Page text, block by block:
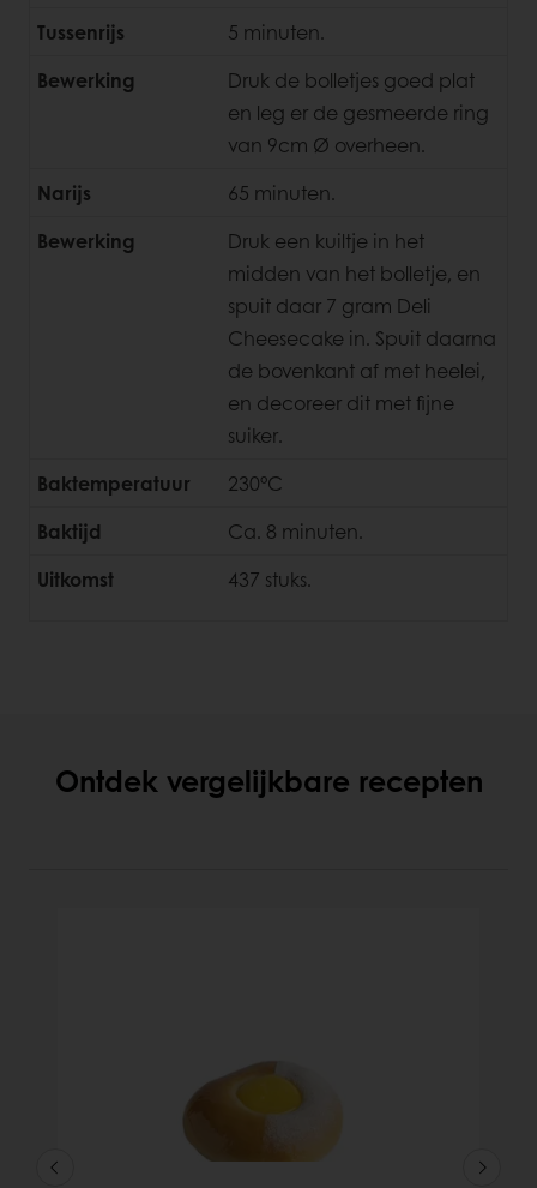
Tussenrijs
5 minuten.
Bewerking
Druk de bolletjes goed plat
en leg er de gesmeerde ring
van 9cm Ø overheen.
Narijs
65 minuten.
Bewerking
Druk een kuiltje in het
midden van het bolletje, en
spuit daar 7 gram Deli
Cheesecake in. Spuit daarna
de bovenkant af met heelei,
en decoreer dit met fijne
suiker.
Baktemperatuur
230°C
Baktijd
Ca. 8 minuten.
Uitkomst
437 stuks.
Ontdek vergelijkbare recepten